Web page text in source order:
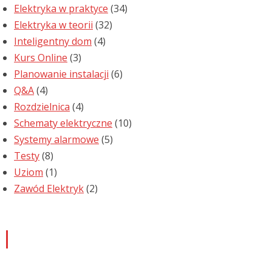
Elektryka w praktyce (34)
Elektryka w teorii (32)
Inteligentny dom (4)
Kurs Online (3)
Planowanie instalacji (6)
Q&A(4)
Rozdzielnica (4)
Schematy elektryczne (10)
Systemy alarmowe (5)
Testy(8)
Uziom (1)
Zawód Elektryk(2)